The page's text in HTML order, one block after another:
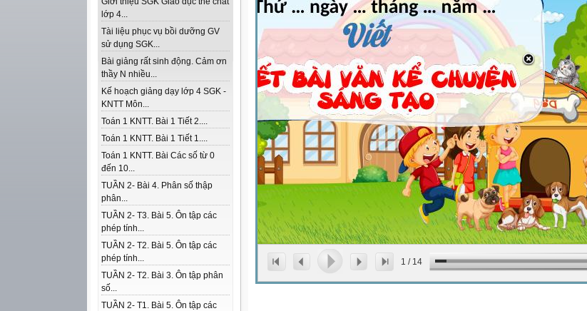
lớp 4...
Tài liệu phục vụ bồi dưỡng GV
sử dụng SGK...
Bài giảng rất sinh động. Cảm ơn
thầy N nhiều...
Kế hoạch giảng dạy lớp 4 SGK -
KNTT Môn...
Toán 1 KNTT. Bài 1 Tiết 2....
Toán 1 KNTT. Bài 1 Tiết 1....
Toán 1 KNTT. Bài Các số từ 0
đến 10...
TUẦN 2- Bài 4. Phân số thập
phân...
TUẦN 2- T3. Bài 5. Ôn tập các
phép tính...
TUẦN 2- T2. Bài 5. Ôn tập các
phép tính...
TUẦN 2- T2. Bài 3. Ôn tập phân
số...
TUẦN 2- T1. Bài 5. Ôn tập các
1 / 14